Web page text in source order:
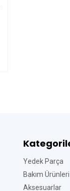
Yedek Parça
Bakım Ürünleri
Aksesuarlar